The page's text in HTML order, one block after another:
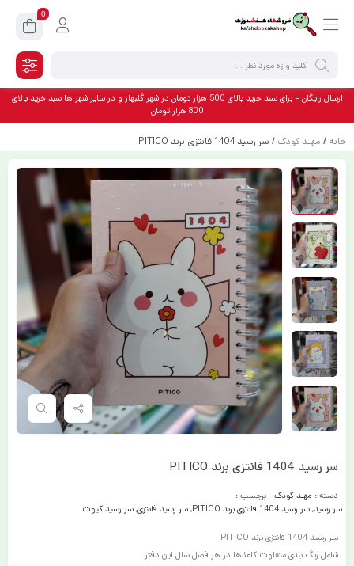
0
ارسال رایگان = برای سبد خرید بالای 500 هزار تومان در شهر گلبهار و در سایر شهر ها سبد خرید بالای
800 هزار تومان
خانه / مهـد کودک / سر رسید 1404 فانتزی برند PITICO
سر رسید 1404 فانتزی برند PITICO
دسته : مهـد کودک
برچسب :
سر رسید,سر رسید 1404 فانتزی برند PITICO ,سر رسید فانتزی,سر رسید کیوت
سر رسید 1404 فانتزی برند PITICO
شامل رنگ بندی متفاوت کاغذها در هر فصل سال این دفتر.